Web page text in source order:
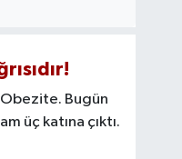
Obezite. Bugün
üç katına çıktı.